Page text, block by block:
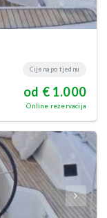
Cijena po tjednu
od € 1.000
Online rezervacija